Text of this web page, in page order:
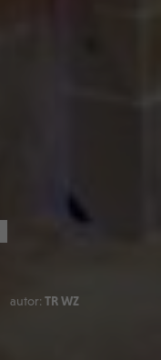
autor: TR WZ